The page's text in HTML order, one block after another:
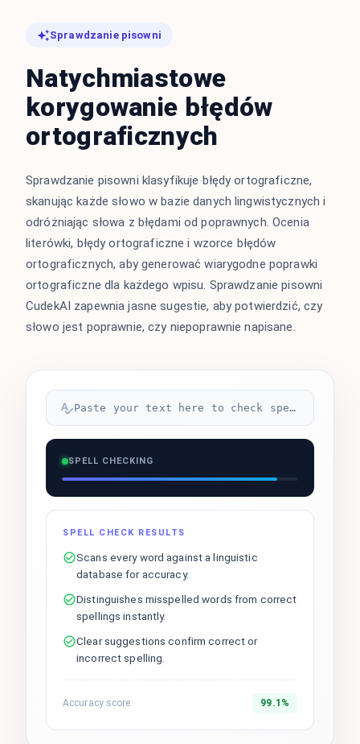
Sprawdzanie pisowni
Natychmiastowe
korygowanie błędów
ortograficznych
Sprawdzanie pisowni klasyfikuje błędy ortograficzne,
skanując każde słowo w bazie danych lingwistycznych i
odróżniając słowa z błędami od poprawnych. Ocenia
literówki, błędy ortograficzne i wzorce błędów
ortograficznych, aby generować wiarygodne poprawki
ortograficzne dla każdego wpisu. Sprawdzanie pisowni
CudekAI zapewnia jasne sugestie, aby potwierdzić, czy
słowo jest poprawnie, czy niepoprawnie napisane.
Paste your text here to check spelling...
SPELL CHECKING
SPELL CHECK RESULTS
Scans every word against a linguistic
database for accuracy.
Distinguishes misspelled words from correct
spellings instantly.
Clear suggestions confirm correct or
incorrect spelling.
Accuracy score 99.1%